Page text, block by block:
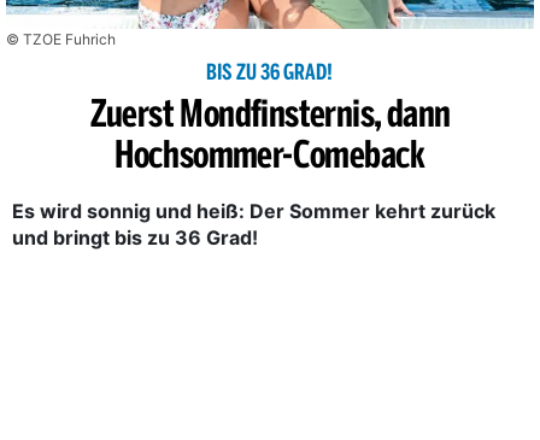
© TZOE Fuhrich
BIS ZU 36 GRAD!
Zuerst Mondfinsternis, dann
Hochsommer-Comeback
Es wird sonnig und heiß: Der Sommer kehrt zurück
und bringt bis zu 36 Grad!